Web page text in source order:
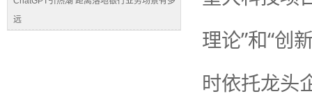
远
理论”和“创
时依托龙头